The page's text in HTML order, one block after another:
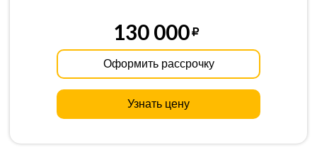
130 000
Оформить рассрочку
Узнать цену